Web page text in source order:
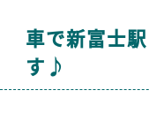
車で新富士
す♪